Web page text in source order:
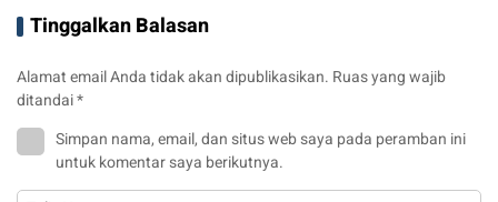
Tinggalkan Balasan
Alamat email Anda tidak akan dipublikasikan. Ruas yang wajib
ditandai*
Simpan nama, email, dan situs web saya pada peramban ini
untuk komentar saya berikutnya.